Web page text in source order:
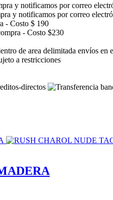
y notificamos por correo
y notificamos por correo
- Costo $ 190
- Costo $230
de area delimitada envíos
a restricciones